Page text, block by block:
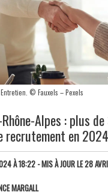
© Fauxels – Pexels
Alpes : plus
recrutement en 2024
À 18:22- MIS À JOUR LE 28
MARGALL